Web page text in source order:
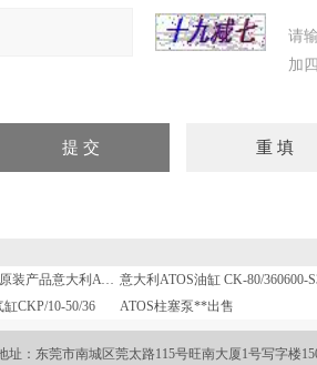
请
加
RZGO-A-003/100 31原装产品意大利ATOS阿托斯柱塞泵价格好
CKP/10-50/36
ATOS柱塞泵**出售
：东莞市南城区莞太路115号旺南大厦1号写字楼